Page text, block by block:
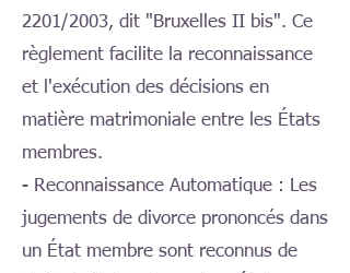
2201/2003, dit "Bruxelles II bis". Ce
règlement facilite la reconnaissance
et l'exécution des décisions en
matière matrimoniale entre les États
membres.
- Reconnaissance Automatique : Les
jugements de divorce prononcés dans
un État membre sont reconnus de